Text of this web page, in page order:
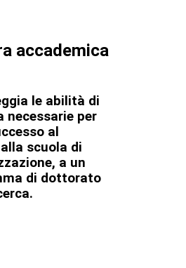
accademica
le abilità di
necessarie per
al
scuola di
a un
di dottorato